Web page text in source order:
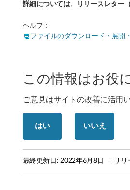
3
以
)
-
T
i
n
詳細については、リリースレター
ヘルプ：
ファイルのダウンロード・展開
この情報はお役
ご意見はサイトの改善に活用
はい いいえ
最終更新日: 2022年6月8日 リリ